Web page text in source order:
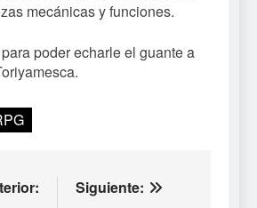
mecánicas y funciones.
poder echarle el guante a
Siguiente: